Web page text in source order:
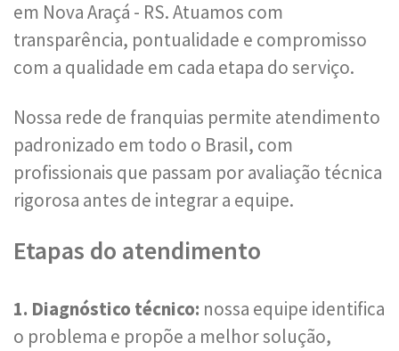
em Nova Araçá - RS. Atuamos com
transparência, pontualidade e compromisso
com a qualidade em cada etapa do serviço.
Nossa rede de franquias permite atendimento
padronizado em todo o Brasil, com
profissionais que passam por avaliação técnica
rigorosa antes de integrar a equipe.
Etapas do atendimento
1. Diagnóstico técnico: nossa equipe identifica
o problema e propõe a melhor solução,